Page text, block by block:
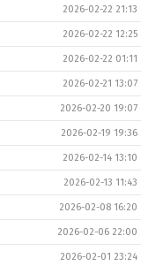
2026-02-22 21:13
2026-02-22 12:25
2026-02-22 01:11
2026-02-21 13:07
2026-02-20 19:07
2026-02-19 19:36
2026-02-14 13:10
2026-02-13 11:43
2026-02-08 16:20
2026-02-06 22:00
2026-02-01 23:24